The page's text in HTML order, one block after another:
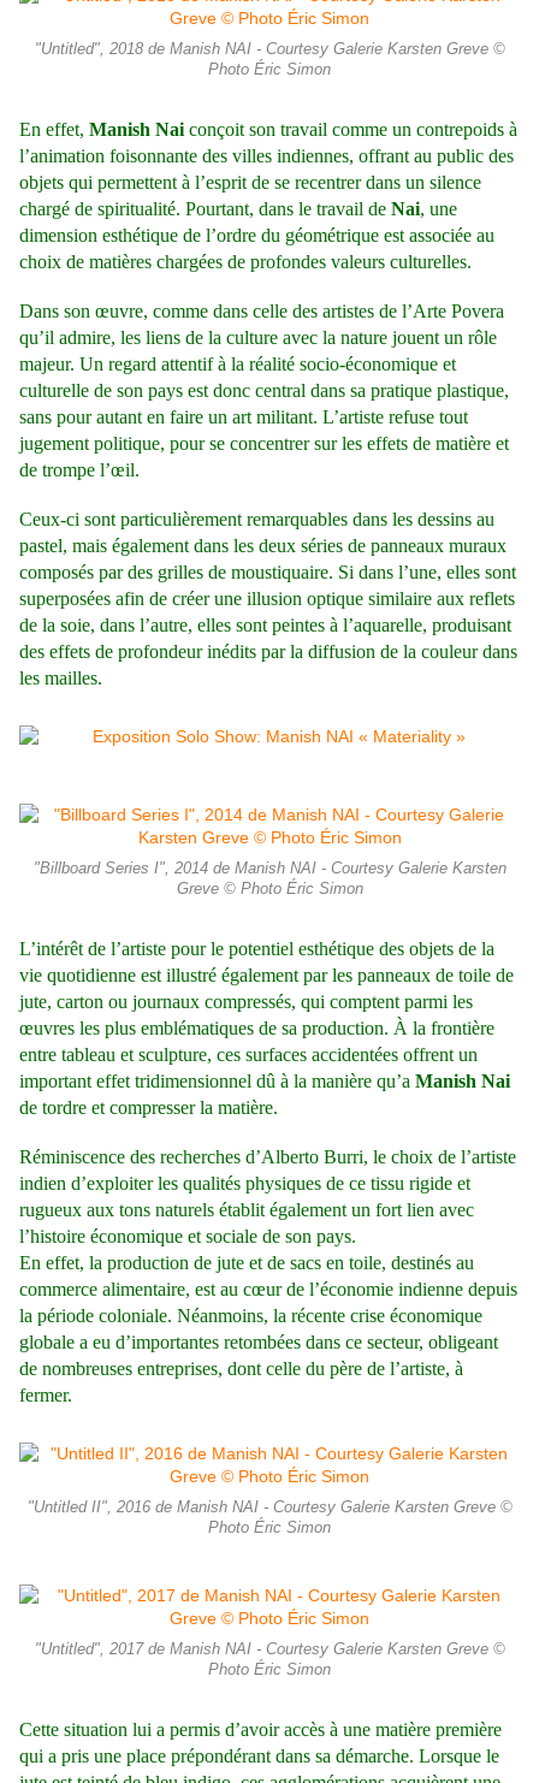
"Untitled", 2018 de Manish NAI - Courtesy Galerie Karsten Greve ©
Photo Éric Simon
En effet, Manish Nai conçoit son travail comme un contrepoids à
l’animation foisonnante des villes indiennes, offrant au public des
objets qui permettent à l’esprit de se recentrer dans un silence
chargé de spiritualité. Pourtant, dans le travail de Nai, une
dimension esthétique de l’ordre du géométrique est associée au
choix de matières chargées de profondes valeurs culturelles.
Dans son œuvre, comme dans celle des artistes de l’Arte Povera
qu’il admire, les liens de la culture avec la nature jouent un rôle
majeur. Un regard attentif à la réalité socio-économique et
culturelle de son pays est donc central dans sa pratique plastique,
sans pour autant en faire un art militant. L’artiste refuse tout
jugement politique, pour se concentrer sur les effets de matière et
de trompe l’œil.
Ceux-ci sont particulièrement remarquables dans les dessins au
pastel, mais également dans les deux séries de panneaux muraux
composés par des grilles de moustiquaire. Si dans l’une, elles sont
superposées afin de créer une illusion optique similaire aux reflets
de la soie, dans l’autre, elles sont peintes à l’aquarelle, produisant
des effets de profondeur inédits par la diffusion de la couleur dans
les mailles.
"Billboard Series I", 2014 de Manish NAI - Courtesy Galerie Karsten
Greve © Photo Éric Simon
L’intérêt de l’artiste pour le potentiel esthétique des objets de la
vie quotidienne est illustré également par les panneaux de toile de
jute, carton ou journaux compressés, qui comptent parmi les
œuvres les plus emblématiques de sa production. À la frontière
entre tableau et sculpture, ces surfaces accidentées offrent un
important effet tridimensionnel dû à la manière qu’a Manish Nai
de tordre et compresser la matière.
Réminiscence des recherches d’Alberto Burri, le choix de l’artiste
indien d’exploiter les qualités physiques de ce tissu rigide et
rugueux aux tons naturels établit également un fort lien avec
l’histoire économique et sociale de son pays.
En effet, la production de jute et de sacs en toile, destinés au
commerce alimentaire, est au cœur de l’économie indienne depuis
la période coloniale. Néanmoins, la récente crise économique
globale a eu d’importantes retombées dans ce secteur, obligeant
de nombreuses entreprises, dont celle du père de l’artiste, à
fermer.
"Untitled II", 2016 de Manish NAI - Courtesy Galerie Karsten Greve ©
Photo Éric Simon
"Untitled", 2017 de Manish NAI - Courtesy Galerie Karsten Greve ©
Photo Éric Simon
Cette situation lui a permis d’avoir accès à une matière première
qui a pris une place prépondérant dans sa démarche. Lorsque le